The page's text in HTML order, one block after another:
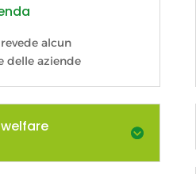
alcun
delle aziende